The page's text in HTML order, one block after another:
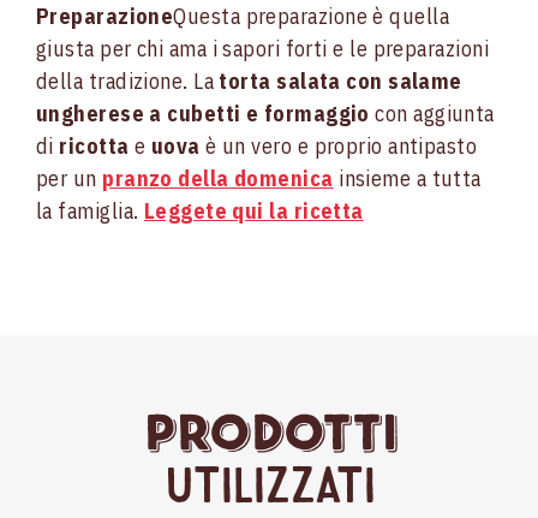
PreparazioneQuesta preparazione è quella
giusta per chi ama i sapori forti e le preparazioni
della tradizione. La torta salata con salame
ungherese a cubetti e formaggio con aggiunta
di ricotta e uova è un vero e proprio antipasto
per un pranzo della domenica insieme a tutta
la famiglia. Leggete qui la ricetta
Prodotti
Utilizzati